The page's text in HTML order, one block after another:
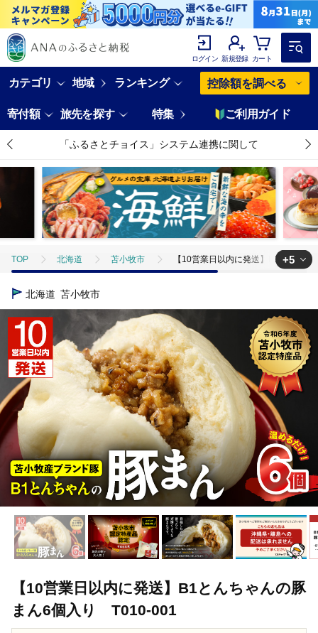
ログイン 新規登録 カート
カテゴリ 地域 ランキング 控除額を調べる
寄付額 旅先を探す 特集 ご利用ガイド
「ふるさとチョイス」システム連携に関して
TOP 北海道 苫小牧市 【10営業日以内に発送】B1とんち
TOP
【10営業日以内に発送】B1とんちゃんの豚
肉 加工肉 【10営業日以内に発送】B1とんちゃんの
TOP 肉 加工肉 ほかの加工肉 【10営業日以内に発
TOP 加工食品 【10営業日以内に発送】B1とんちゃんの豚まん6
+5
北海道 苫小牧市
【10営業日以内に発送】B1とんちゃんの豚
まん6個入り T010-001